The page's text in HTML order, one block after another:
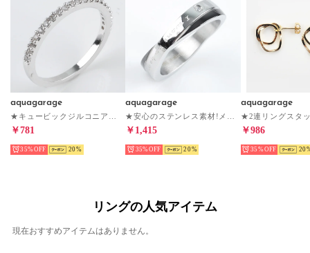
aquagarage
￥781
35% 20
aquagarage
￥1,415
35% 20
aquagarage
￥986
35% 20
リングの人気アイテム
現在おすすめアイテムはありません。